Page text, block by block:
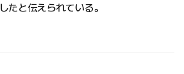
たと伝えられている。